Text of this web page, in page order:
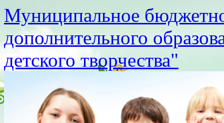
Муниципальное
дополнительного
детского творчества"